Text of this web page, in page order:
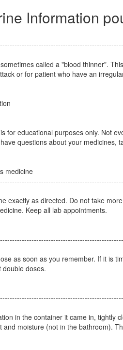
Information
called a "blood thinner".
or for patient who have an
for educational purposes only. Not
questions about your medicines,
medicine
exactly as directed. Do not take
Keep all lab appointments.
as soon as you remember. If it is
double doses.
in the container it came in, tightly
and moisture (not in the bathroom).